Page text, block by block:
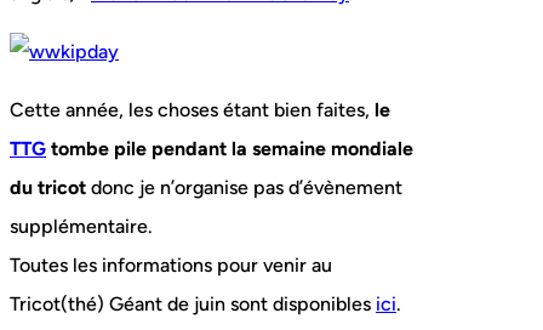
Cette année, les choses étant bien faites, le
TTG tombe pile pendant la semaine mondiale
du tricot donc je n’organise pas d’évènement
supplémentaire.
Toutes les informations pour venir au
Tricot(thé) Géant de juin sont disponibles ici.